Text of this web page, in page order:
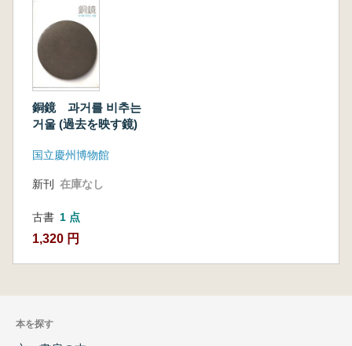
銅鏡 과거를 비추는
거울 (過去を映す鏡)
国立慶州博物館
新刊 在庫なし
古書 1 点
1,320 円
本を探す